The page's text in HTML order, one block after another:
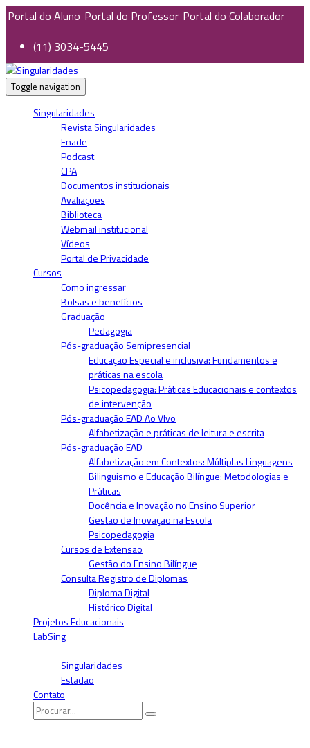
Portal do Aluno Portal do Professor Portal do Colaborador
(11) 3034-5445
Toggle navigation
Singularidades
Revista Singularidades
Enade
Podcast
CPA
Documentos institucionais
Avaliações
Biblioteca
Webmail institucional
Vídeos
Portal de Privacidade
Cursos
Como ingressar
Bolsas e benefícios
Graduação
Pedagogia
Pós-graduação Semipresencial
Educação Especial e inclusiva: Fundamentos e
práticas na escola
Psicopedagogia: Práticas Educacionais e contextos
de intervenção
Pós-graduação EAD Ao VIvo
Alfabetização e práticas de leitura e escrita
Pós-graduação EAD
Alfabetização em Contextos: Múltiplas Linguagens
Bilinguismo e Educação Bilíngue: Metodologias e
Práticas
Docência e Inovação no Ensino Superior
Gestão de Inovação na Escola
Psicopedagogia
Cursos de Extensão
Gestão do Ensino Bilíngue
Consulta Registro de Diplomas
Diploma Digital
Histórico Digital
Projetos Educacionais
LabSing
Singularidades
Estadão
Contato